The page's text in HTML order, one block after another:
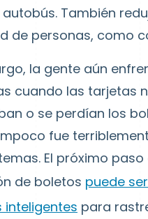
También
de personas, como
la gente aún
cuando las tarjetas
o se perdían los
fue
El próximo
de boletos puede
inteligentes para